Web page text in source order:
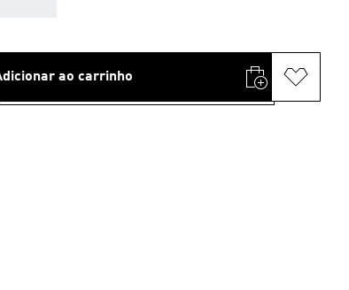
ao carrinho